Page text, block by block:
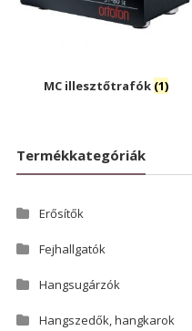
MC illesztőtrafók (1)
Termékkategóriák
Erősítők
Fejhallgatók
Hangsugárzók
Hangszedők, hangkarok